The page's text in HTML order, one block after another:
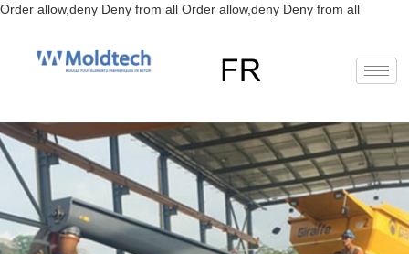
Order allow,deny Deny from all Order allow,deny Deny from allAller
RU
ES